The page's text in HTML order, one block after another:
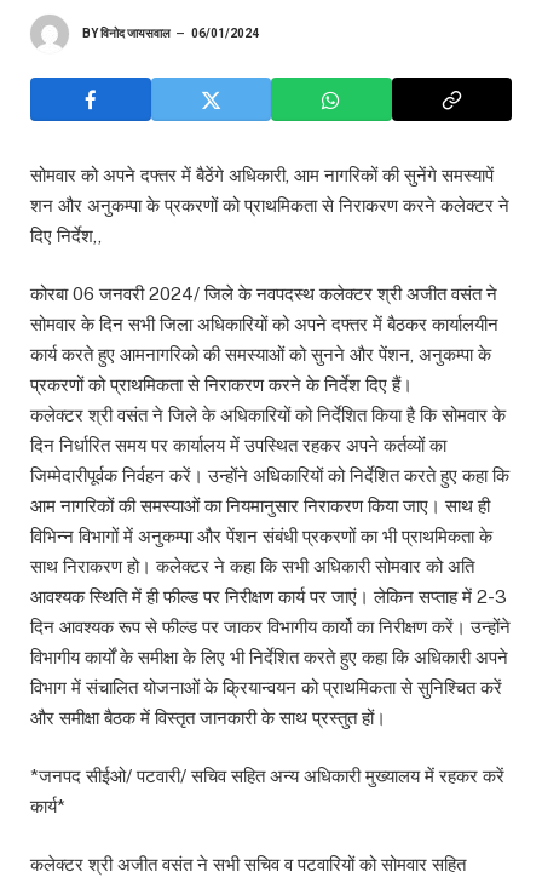
BYविनोद जायसवाल 06/01/2024
सोमवार को अपने दफ्तर में बैठेंगे अधिकारी, आम नागरिकों की सुनेंगे समस्यापें
शन और अनुकम्पा के प्रकरणों को प्राथमिकता से निराकरण करने कलेक्टर ने
दिए निर्देश,,
कोरबा 06 जनवरी 2024/ जिले के नवपदस्थ कलेक्टर श्री अजीत वसंत ने
सोमवार के दिन सभी जिला अधिकारियों को अपने दफ्तर में बैठकर कार्यालयीन
कार्य करते हुए आमनागरिको की समस्याओं को सुनने और पेंशन, अनुकम्पा के
प्रकरणों को प्राथमिकता से निराकरण करने के निर्देश दिए हैं।
कलेक्टर श्री वसंत ने जिले के अधिकारियों को निर्देशित किया है कि सोमवार के
दिन निर्धारित समय पर कार्यालय में उपस्थित रहकर अपने कर्तव्यों का
जिम्मेदारीपूर्वक निर्वहन करें। उन्होंने अधिकारियों को निर्देशित करते हुए कहा कि
आम नागरिकों की समस्याओं का नियमानुसार निराकरण किया जाए। साथ ही
विभिन्न विभागों में अनुकम्पा और पेंशन संबंधी प्रकरणों का भी प्राथमिकता के
साथ निराकरण हो। कलेक्टर ने कहा कि सभी अधिकारी सोमवार को अति
आवश्यक स्थिति में ही फील्ड पर निरीक्षण कार्य पर जाएं। लेकिन सप्ताह में 2-3
दिन आवश्यक रूप से फील्ड पर जाकर विभागीय कार्यो का निरीक्षण करें। उन्होंने
विभागीय कार्यों के समीक्षा के लिए भी निर्देशित करते हुए कहा कि अधिकारी अपने
विभाग में संचालित योजनाओं के क्रियान्वयन को प्राथमिकता से सुनिश्चित करें
और समीक्षा बैठक में विस्तृत जानकारी के साथ प्रस्तुत हों।
*जनपद सीईओ/ पटवारी/ सचिव सहित अन्य अधिकारी मुख्यालय में रहकर करें
कार्य*
कलेक्टर श्री अजीत वसंत ने सभी सचिव व पटवारियों को सोमवार सहित